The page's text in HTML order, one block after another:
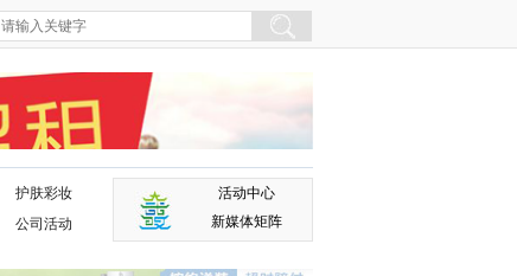
护肤彩妆
公司活动
活动中心
新媒体矩阵